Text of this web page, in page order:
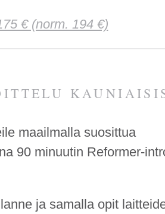
€ (norm. 194 €)
maailmalla suosittua
90 minuutin Reformer-
ja samalla opit